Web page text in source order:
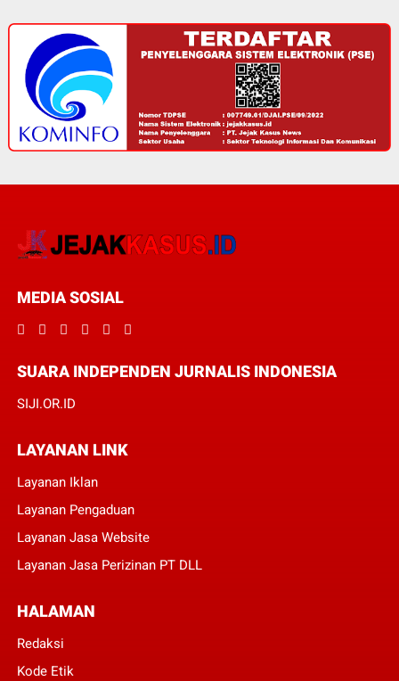
MEDIA SOSIAL
SUARA INDEPENDEN JURNALIS INDONESIA
SIJI.OR.ID
LAYANAN LINK
Layanan Iklan
Layanan Pengaduan
Layanan Jasa Website
Layanan Jasa Perizinan PT DLL
HALAMAN
Redaksi
Kode Etik